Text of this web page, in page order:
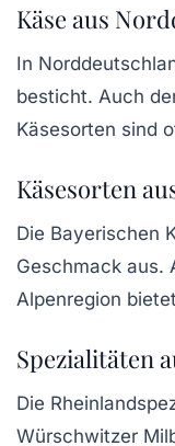
Käse aus
In
besticht. Auch
Käsesorten sind
Käsesorten
Die Bayerischen
Geschmack aus.
Alpenregion
Spezialitäten
Die
Würschwitzer